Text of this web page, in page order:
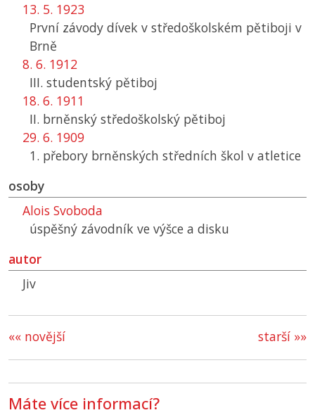
13. 5. 1923
První závody dívek v středoškolském pětiboji v
Brně
8. 6. 1912
III. studentský pětiboj
18. 6. 1911
II. brněnský středoškolský pětiboj
29. 6. 1909
1. přebory brněnských středních škol v atletice
osoby
Alois Svoboda
úspěšný závodník ve výšce a disku
autor
Jiv
starší »»
«« novější
Máte více informací?